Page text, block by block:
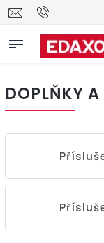
DOPLŇKY A